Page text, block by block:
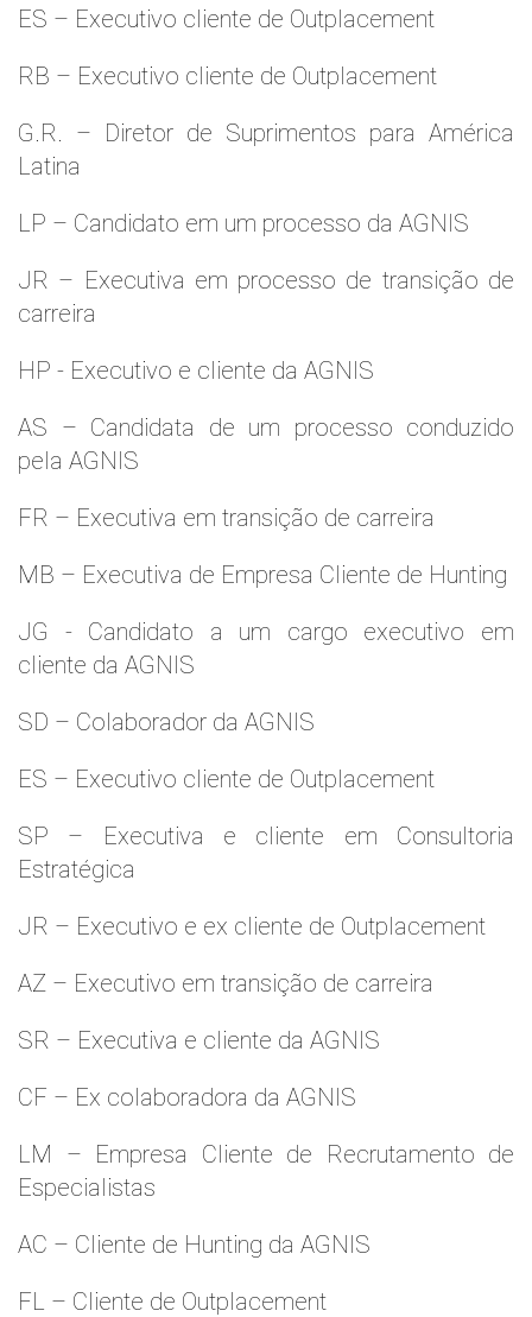
ES – Executivo cliente de Outplacement
RB – Executivo cliente de Outplacement
G.R. – Diretor de Suprimentos para América
Latina
LP – Candidato em um processo da AGNIS
JR – Executiva em processo de transição de
carreira
HP - Executivo e cliente da AGNIS
AS – Candidata de um processo conduzido
pela AGNIS
FR – Executiva em transição de carreira
MB – Executiva de Empresa Cliente de Hunting
JG - Candidato a um cargo executivo em
cliente da AGNIS
SD – Colaborador da AGNIS
ES – Executivo cliente de Outplacement
SP – Executiva e cliente em Consultoria
Estratégica
JR – Executivo e ex cliente de Outplacement
AZ – Executivo em transição de carreira
SR – Executiva e cliente da AGNIS
CF – Ex colaboradora da AGNIS
LM – Empresa Cliente de Recrutamento de
Especialistas
AC – Cliente de Hunting da AGNIS
FL – Cliente de Outplacement